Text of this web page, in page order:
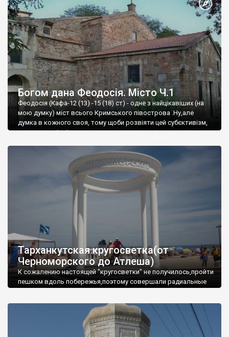
Богом дана Феодосія. Місто Ч.1
Феодосія (Кафа-12 (13) -15 (18) ст) - одне з найцікавіших (на
мою думку) міст всього Кримського півострова .Ну,але
думка в кожного своя, тому щоби розвіяти цей субєктивізм,
запрошую відвідати це
Тарханкутская кругосветка(от
Черноморского до Атлеша)
К сожалению настоящей "кругосветки" не получилось,пройти
пешком вдоль побережья,поэтому совершали радиальные